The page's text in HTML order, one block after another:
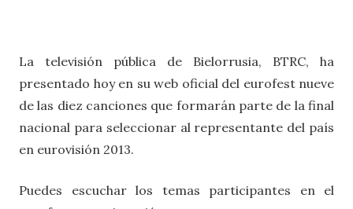
La televisión pública de Bielorrusia, BTRC, ha
presentado hoy en su web oficial del eurofest nueve
de las diez canciones que formarán parte de la final
nacional para seleccionar al representante del país
en eurovisión 2013.
Puedes escuchar los temas participantes en el